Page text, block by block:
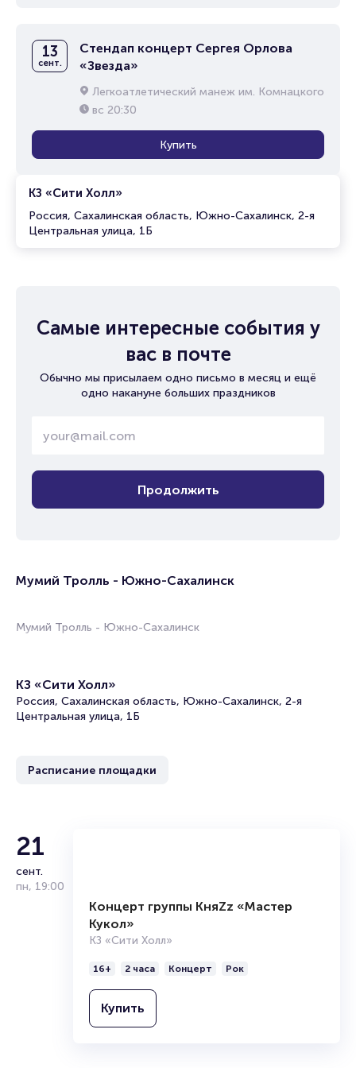
КЗ «Сити Холл»
Россия, Сахалинская область, Южно-Сахалинск, 2-я
Центральная улица, 1Б
13
сент.
Стендап концерт Сергея Орлова
«Звезда»
Легкоатлетический манеж им. Комнацкого
вс 20:30
Купить
Самые интересные события у
вас в почте
Обычно мы присылаем одно письмо в месяц и ещё
одно накануне больших праздников
Продолжить
Мумий Тролль - Южно-Сахалинск
Мумий Тролль - Южно-Сахалинск
КЗ «Сити Холл»
Россия, Сахалинская область, Южно-Сахалинск, 2-я
Центральная улица, 1Б
Расписание площадки
21
сент.
пн, 19:00
Концерт группы КняZz «Мастер
Кукол»
16+ 2 часа